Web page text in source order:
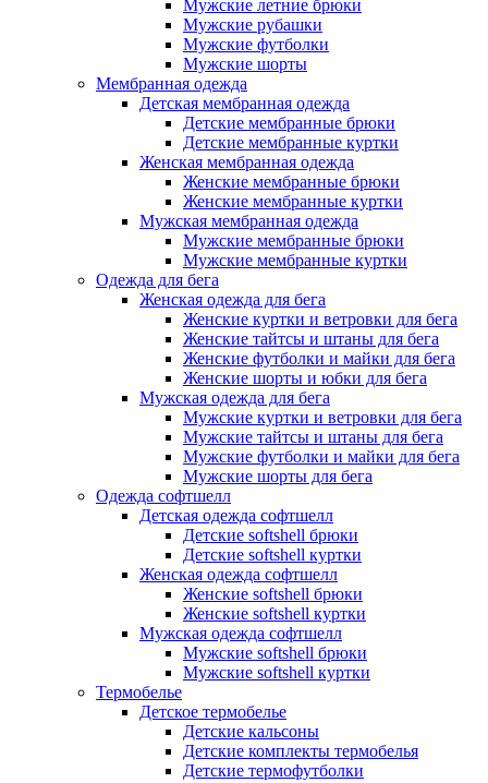
Мужские летние брюки
Мужские рубашки
Мужские футболки
Мужские шорты
Мембранная одежда
Детская мембранная одежда
Детские мембранные брюки
Детские мембранные куртки
Женская мембранная одежда
Женские мембранные брюки
Женские мембранные куртки
Мужская мембранная одежда
Мужские мембранные брюки
Мужские мембранные куртки
Одежда для бега
Женская одежда для бега
Женские куртки и ветровки для бега
Женские тайтсы и штаны для бега
Женские футболки и майки для бега
Женские шорты и юбки для бега
Мужская одежда для бега
Мужские куртки и ветровки для бега
Мужские тайтсы и штаны для бега
Мужские футболки и майки для бега
Мужские шорты для бега
Одежда софтшелл
Детская одежда софтшелл
Детские softshell брюки
Детские softshell куртки
Женская одежда софтшелл
Женские softshell брюки
Женские softshell куртки
Мужская одежда софтшелл
Мужские softshell брюки
Мужские softshell куртки
Термобелье
Детское термобелье
Детские кальсоны
Детские комплекты термобелья
Детские термофутболки